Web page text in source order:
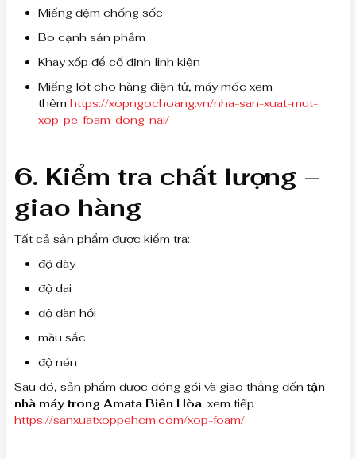
Miếng đệm chống sốc
Bo cạnh sản phẩm
Khay xốp để cố định linh kiện
Miếng lót cho hàng điện tử, máy móc xem
thêm https://xopngochoang.vn/nha-san-xuat-mut-
xop-pe-foam-dong-nai/
6. Kiểm tra chất lượng –
giao hàng
Tất cả sản phẩm được kiểm tra:
độ dày
độ dai
độ đàn hồi
màu sắc
độ nén
Sau đó, sản phẩm được đóng gói và giao thẳng đến tận
nhà máy trong Amata Biên Hòa. xem tiếp
https://sanxuatxoppehcm.com/xop-foam/